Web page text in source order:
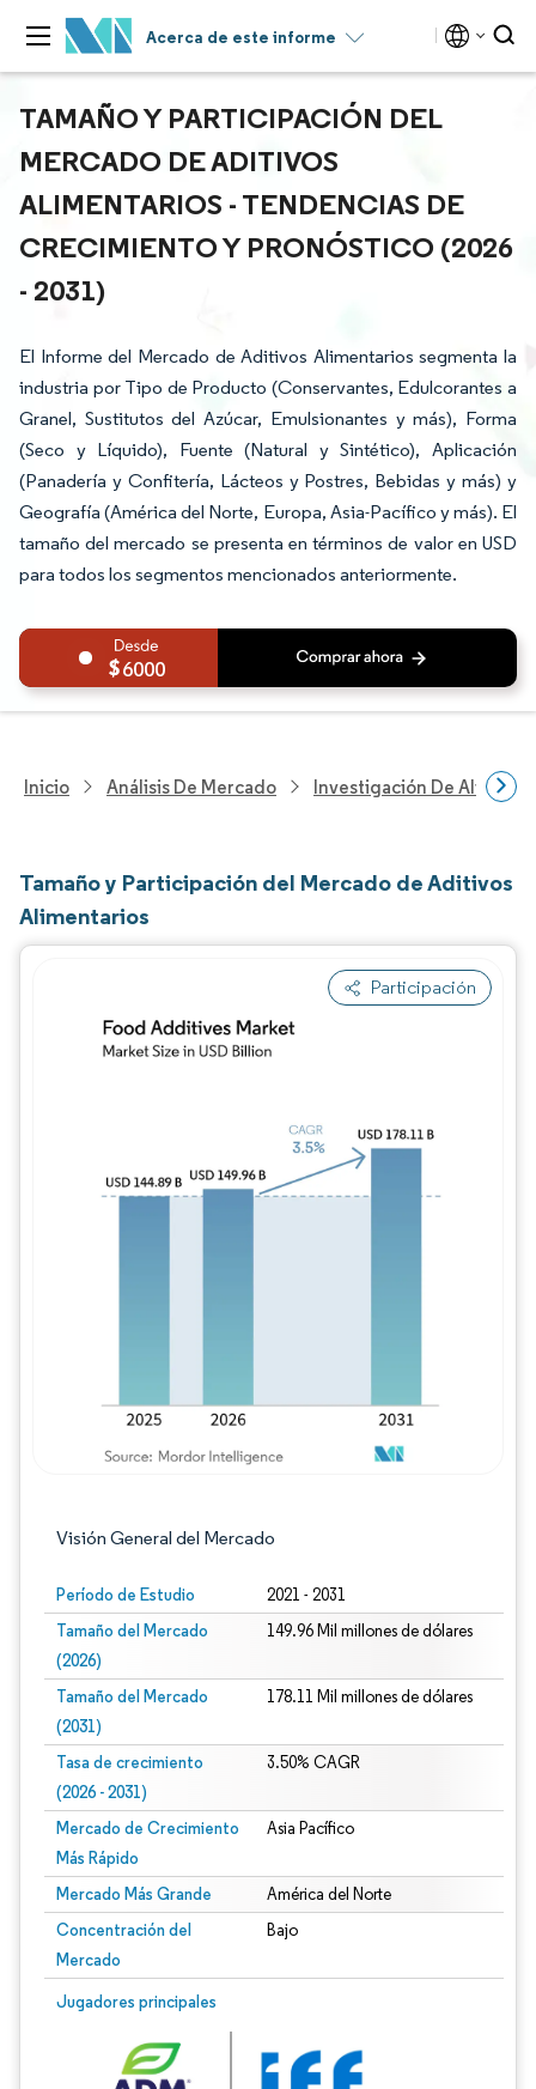
Acerca de este informe
TAMAÑO Y PARTICIPACIÓN DEL
MERCADO DE ADITIVOS
ALIMENTARIOS - TENDENCIAS DE
CRECIMIENTO Y PRONÓSTICO (2026
- 2031)
El Informe del Mercado de Aditivos Alimentarios segmenta la
industria por Tipo de Producto (Conservantes, Edulcorantes a
Granel, Sustitutos del Azúcar, Emulsionantes y más), Forma
(Seco y Líquido), Fuente (Natural y Sintético), Aplicación
(Panadería y Confitería, Lácteos y Postres, Bebidas y más) y
Geografía (América del Norte, Europa, Asia-Pacífico y más). El
tamaño del mercado se presenta en términos de valor en USD
para todos los segmentos mencionados anteriormente.
6000
Inicio Análisis De Mercado Investigación De
Tamaño y Participación del Mercado de Aditivos
Alimentarios
Participación
Visión General del Mercado
Período de Estudio 2021 - 2031
Tamaño del Mercado
(2026)
149.96 Mil millones de dólares
Tamaño del Mercado
(2031)
178.11 Mil millones de dólares
Tasa de crecimiento
(2026 - 2031)
3.50% CAGR
Mercado de Crecimiento
Más Rápido
Asia Pacífico
Mercado Más Grande América del Norte
Concentración del
Mercado
Bajo
Jugadores principales
Imagen © Mordor Intelligence. El uso requiere atribución según CC BY 4.0.